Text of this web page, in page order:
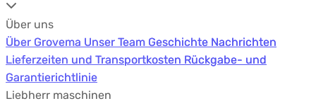
Über uns
Über GrovemaUnser TeamGeschichteNachrichten
Lieferzeiten und TransportkostenRückgabe- und
Garantierichtlinie
Über GrovemaUnser TeamGeschichteNachrichten
Lieferzeiten und TransportkostenRückgabe- und
Garantierichtlinie
Liebherr maschinen